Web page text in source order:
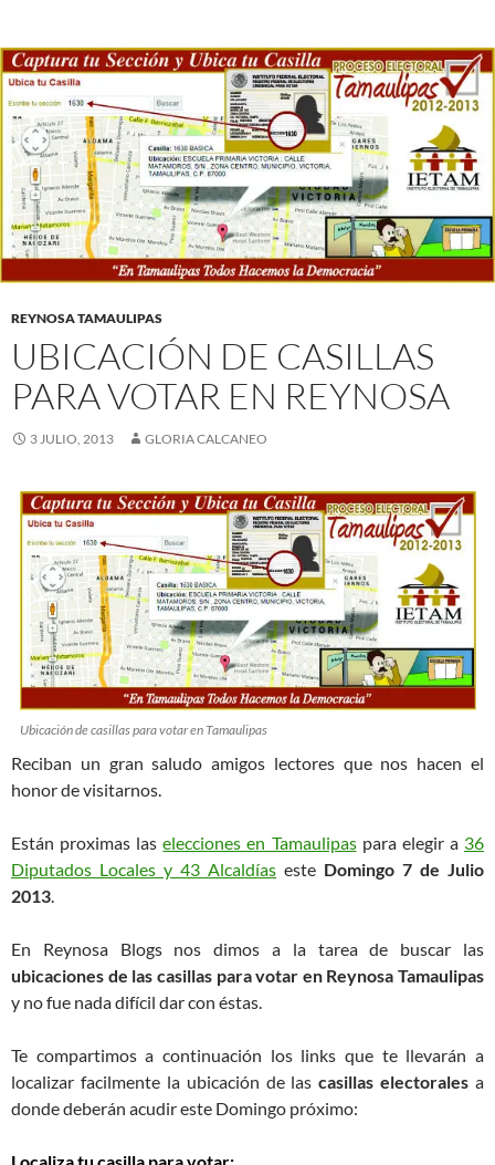
REYNOSA TAMAULIPAS
UBICACIÓN DE CASILLAS
PARA VOTAR EN REYNOSA
3 JULIO, 2013 GLORIA CALCANEO
Ubicación de casillas para votar en Tamaulipas
Reciban un gran saludo amigos lectores que nos hacen el
honor de visitarnos.
Están proximas laselecciones en Tamaulipaspara elegir a 36
Diputados Locales y 43 Alcaldías este Domingo 7 de Julio
2013
En Reynosa Blogs nos dimos a la tarea de buscar las
ubicaciones de las casillas para votar en Reynosa Tamaulipas
y no fue nada difícil dar con éstas.
Te compartimos a continuación los links que te llevarán a
localizar facilmente la ubicación de lascasillas electorales a
donde deberán acudir este Domingo próximo:
Localiza tu casilla para votar: